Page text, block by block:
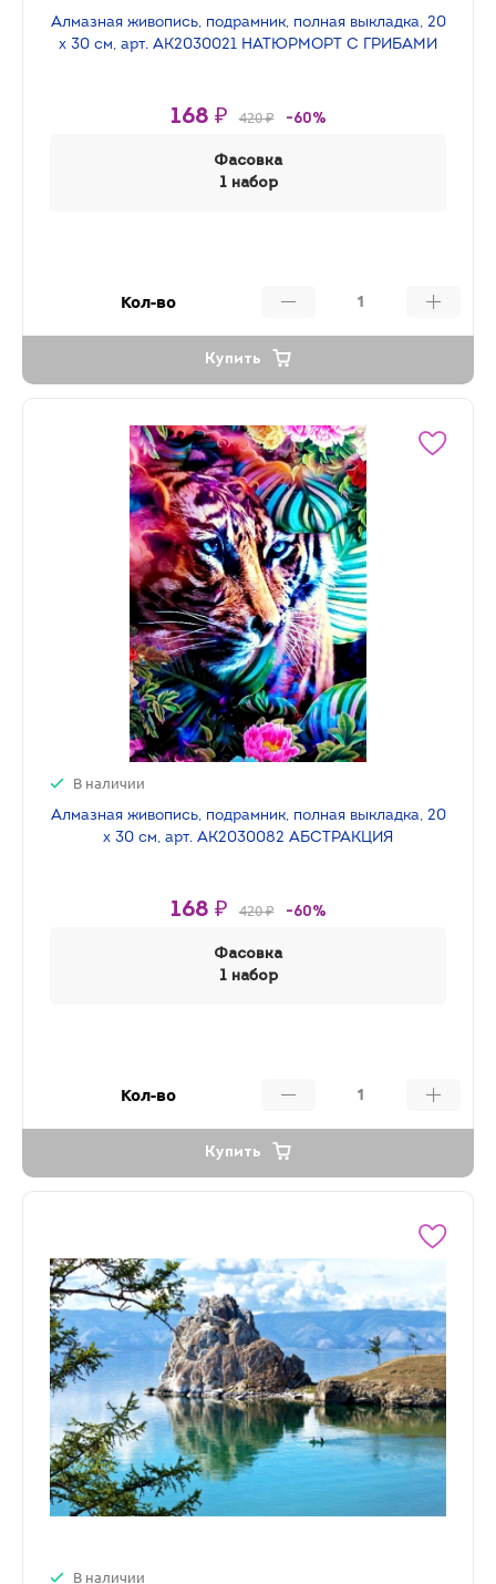
Алмазная живопись, подрамник, полная выкладка, 20
х 30 см, арт. AK2030021 НАТЮРМОРТ С ГРИБАМИ
168 ₽ 420 ₽ -60%
Фасовка
1 набор
Кол-во
Купить
В наличии
Алмазная живопись, подрамник, полная выкладка, 20
х 30 см, арт. AK2030082 АБСТРАКЦИЯ
168 ₽ 420 ₽ -60%
Фасовка
1 набор
Кол-во
Купить
В наличии